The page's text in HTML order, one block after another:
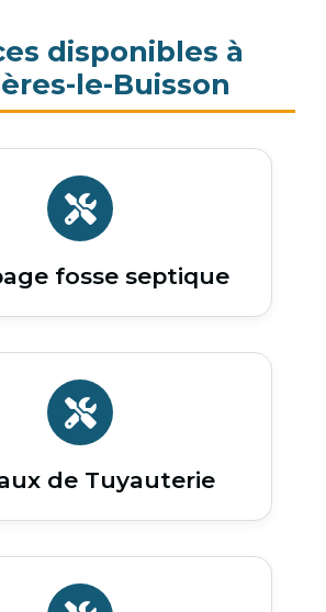
disponibles à
le-Buisson
fosse septique
de Tuyauterie